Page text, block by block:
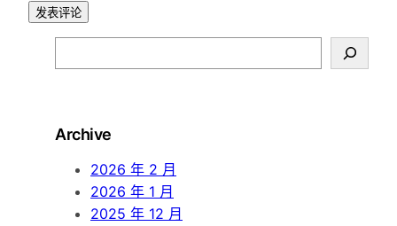
e
c
Archive
2026 年 2 月
2026 年 1 月
2025 年 12 月